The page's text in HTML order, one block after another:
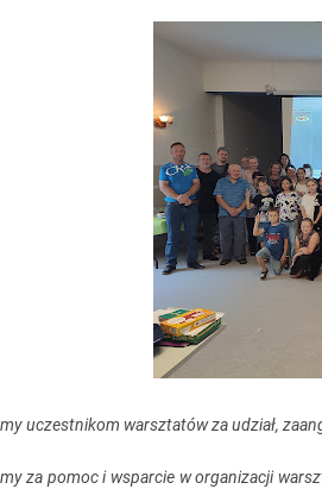
uczestnikom warsztatów za udział,
za pomoc i wsparcie w organizacji